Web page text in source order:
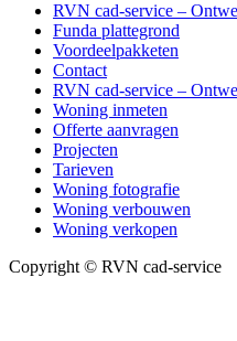
RVN cad-service –
Funda plattegrond
Voordeelpakketen
Contact
RVN cad-service –
Woning inmeten
Offerte aanvragen
Projecten
Tarieven
Woning fotografie
Woning verbouwen
Woning verkopen
Copyright © RVN cad-service